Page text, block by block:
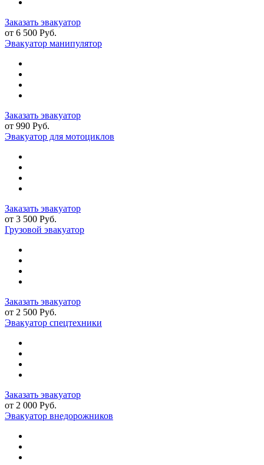
Заказать эвакуатор
от 6 500 Руб.
Эвакуатор манипулятор
Заказать эвакуатор
от 990 Руб.
Эвакуатор для мотоциклов
Заказать эвакуатор
от 3 500 Руб.
Грузовой эвакуатор
Заказать эвакуатор
от 2 500 Руб.
Эвакуатор спецтехники
Заказать эвакуатор
от 2 000 Руб.
Эвакуатор внедорожников